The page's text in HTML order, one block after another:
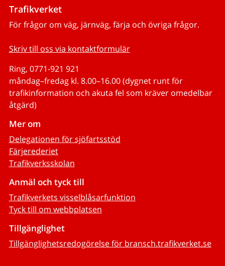
Trafikverket
För frågor om väg, järnväg, färja och övriga frågor.
Skriv till oss via kontaktformulär
Ring, 0771-921 921
måndag–fredag kl. 8.00–16.00 (dygnet runt för
trafikinformation och akuta fel som kräver omedelbar
åtgärd)
Mer om
Delegationen för sjöfartsstöd
Färjerederiet
Trafikverksskolan
Anmäl och tyck till
Trafikverkets visselblåsarfunktion
Tyck till om webbplatsen
Tillgänglighet
Tillgänglighetsredogörelse för bransch.trafikverket.se